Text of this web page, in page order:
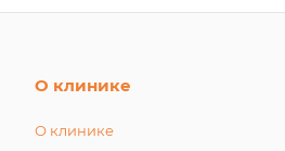
О клинике
О клинике